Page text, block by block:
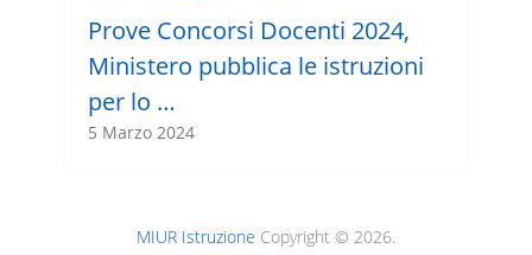
Prove Concorsi Docenti 2024,
Ministero pubblica le istruzioni
per lo …
5 Marzo 2024
MIUR Istruzione Copyright © 2026.